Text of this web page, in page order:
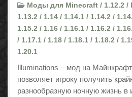
Моды для Minecraft / 1.12.2 /
1.13.2 / 1.14 / 1.14.1 / 1.14.2 /
1.15.2 / 1.16 / 1.16.1 / 1.16.2 /
/ 1.17.1 / 1.18 / 1.18.1 / 1.18.2 /
1.20.1
Illuminations – мод на Майнкрафт
позволяет игроку получить
разнообразную ночную жизнь в